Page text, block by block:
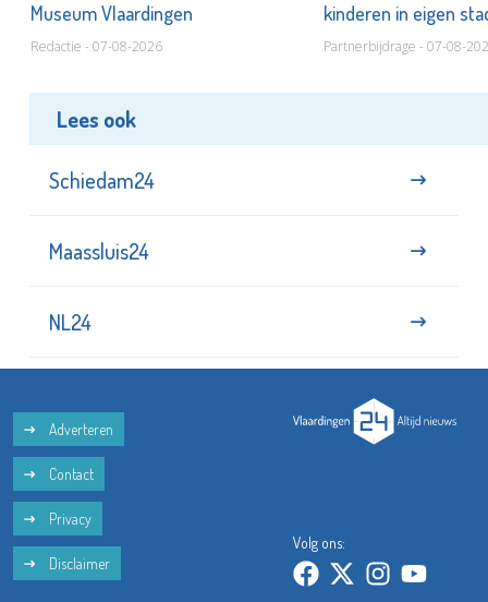
Museum Vlaardingen
Redactie - 07-08-2026
kinderen in eigen
Partnerbijdrage - 07-08-
Lees ook
Schiedam24
Maassluis24
NL24
Adverteren
Contact
Privacy
Disclaimer
Volg ons: